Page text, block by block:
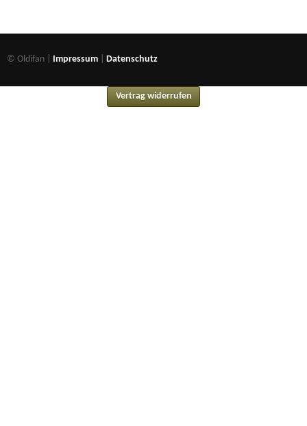
© Oldifan | Impressum Datenschutz
Vertrag widerrufen